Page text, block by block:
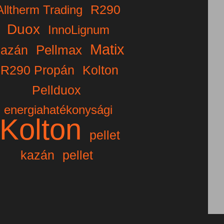
Trading R290
Duox InnoLignum
Pellmax Matix
R290 Propán
Kolton
Pellduox
energiahatékonysági
pellet
kazán
pellet